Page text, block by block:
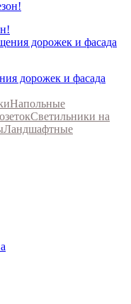
дорожек и фасада
Напольные
Светильники на
Ландшафтные